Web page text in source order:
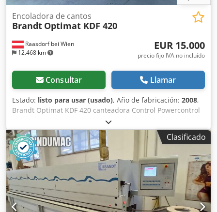
Raasdorf bei Wien
12.468 km
Encoladora de cantos
Brandt Optimat KDF 420
EUR 15.000
precio fijo IVA no incluído
Consultar Llamar
Estado: listo para usar (usado), Año de fabricación: 2008,
Brandt Optimat KDF 420 canteadora Control Powercontrol
PC 20 Dcjdpfjx Dzw Nex Ab Eok Espesor del canto 0,4–8
mm Altura del canto 8–60 mm Fresado de unión con fresa
DIA Corte de los extremos Fresado a ras y con radio
Cuchilla rascadora de radio Cuchilla rascadora plana
Unidad de pulido Longitud de la máquina 4360 mm
Manual de operaciones y herramientas Año de fabricación
2008 Precio 15.000.-
Clasificado